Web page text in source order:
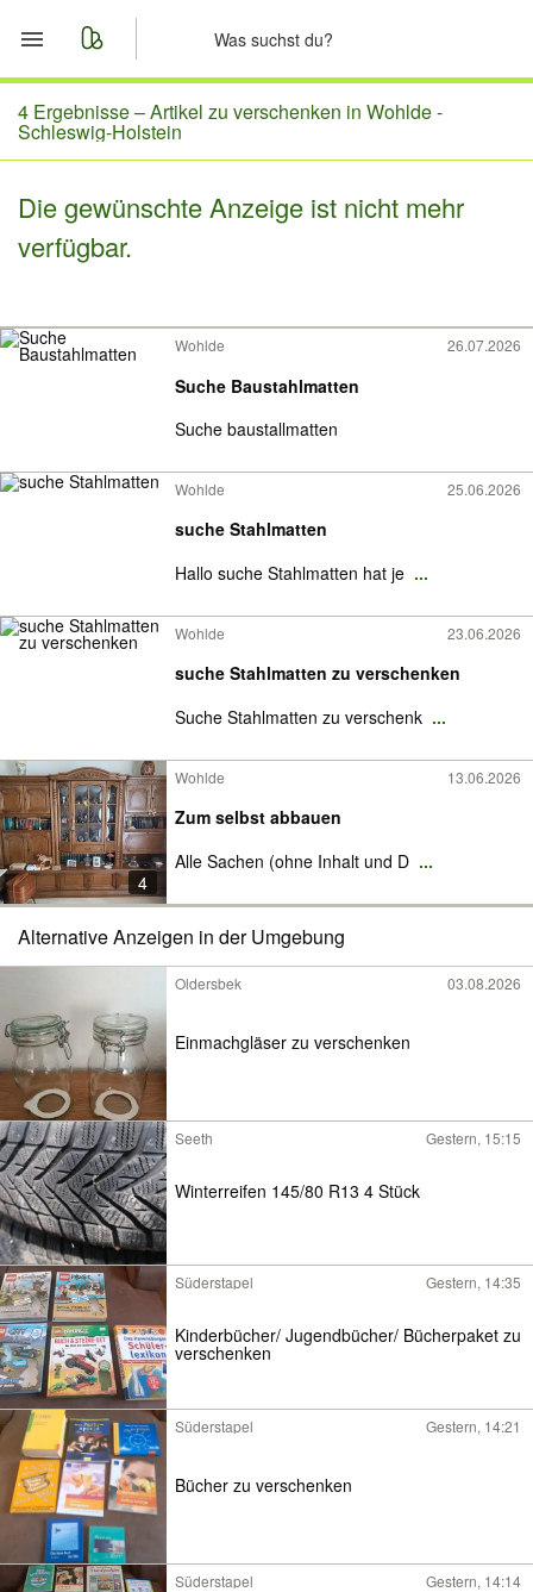
Start
Merkliste
Nachrichten
4 Ergebnisse –Artikel zu verschenken in Wohlde -
Schleswig-Holstein
Die gewünschte Anzeige ist nicht mehr
verfügbar.
Wohlde 26.07.2026
Suche Baustahlmatten
Suche baustallmatten
Wohlde 25.06.2026
suche Stahlmatten
Hallo suche Stahlmatten hat je ...
Wohlde 23.06.2026
suche Stahlmatten zu verschenken
Suche Stahlmatten zu verschenk ...
4
Wohlde 13.06.2026
Zum selbst abbauen
Alle Sachen (ohne Inhalt und D ...
Alternative Anzeigen in der Umgebung
Oldersbek 03.08.2026
Einmachgläser zu verschenken
Seeth Gestern, 15:15
Winterreifen 145/80 R13 4 Stück
Süderstapel Gestern, 14:35
Kinderbücher/ Jugendbücher/ Bücherpaket zu
verschenken
Süderstapel Gestern, 14:21
Bücher zu verschenken
Süderstapel Gestern, 14:14